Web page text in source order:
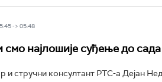
-> 05:48
најлошије суђење до сада
и стручни консултант РТС-а Дејан